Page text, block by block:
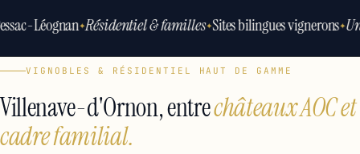
Léognan✦Résidentiel & familles✦Sites bilingues vignerons✦
VIGNOBLES & RÉSIDENTIEL HAUT DE GAMME
Villenave-d'Ornon, entrechâteaux AOC et
cadre familial.